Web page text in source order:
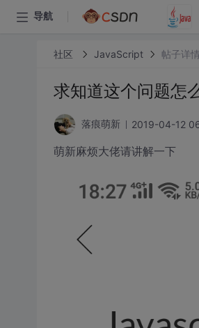
导航
社区 JavaScript 帖子详情
求知道这个问题怎
落痕萌新 2019-04-12
萌新麻烦大佬请讲解一下